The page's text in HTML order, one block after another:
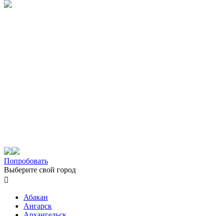
Попробовать
Выберите свой город

Абакан
Ангарск